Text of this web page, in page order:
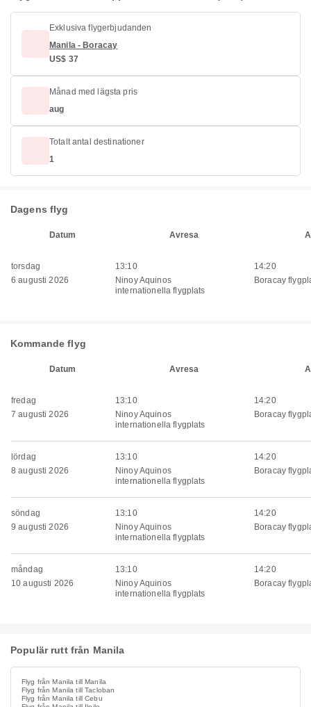
Exklusiva flygerbjudanden
Manila - Boracay
US$ 37
Månad med lägsta pris
aug
Totalt antal destinationer
1
Dagens flyg
Datum Avresa
torsdag
6 augusti 2026
13:10
Ninoy Aquinos
internationella flygplats
14:20
Boracay
Kommande flyg
Datum Avresa
fredag
7 augusti 2026
13:10
Ninoy Aquinos
internationella flygplats
14:20
Boracay
lördag
8 augusti 2026
13:10
Ninoy Aquinos
internationella flygplats
14:20
Boracay
söndag
9 augusti 2026
13:10
Ninoy Aquinos
internationella flygplats
14:20
Boracay
måndag
10 augusti 2026
13:10
Ninoy Aquinos
internationella flygplats
14:20
Boracay
Populär rutt från Manila
Flyg från Manila till Manila
Flyg från Manila till Tacloban
Flyg från Manila till Cebu